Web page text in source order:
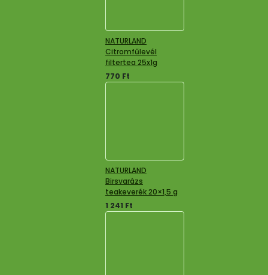
NATURLAND
Citromfűlevél
filtertea 25x1g
770 Ft
NATURLAND
Birsvarázs
teakeverék 20×1,5 g
1 241 Ft